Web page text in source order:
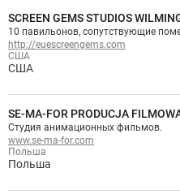
США
США
http://euescreengems.com
SCREEN GEMS STUDIOS
10 павильонов, сопутствующие
Польша
Польша
www.se-ma-for.com
SE-MA-FOR PRODUCJA
Студия анимационных фильмов.